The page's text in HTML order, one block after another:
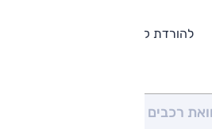
להורדת קטלוג מיצובישי אאוטלנדר
רכבים